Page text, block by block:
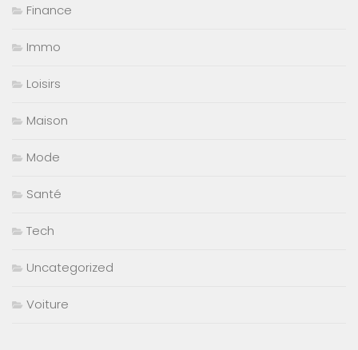
Finance
Immo
Loisirs
Maison
Mode
Santé
Tech
Uncategorized
Voiture